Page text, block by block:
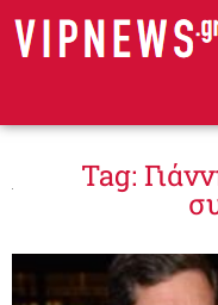
Tag: